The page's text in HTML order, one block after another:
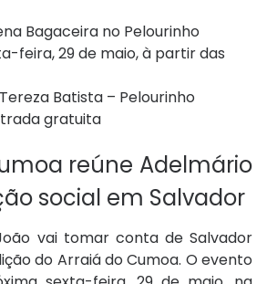
Bagaceira no Pelourinho
feira, 29 de maio, à partir das
Batista – Pelourinho
gratuita
reúne Adelmário
social em Salvador
vai tomar conta de Salvador
do Arraiá do Cumoa. O evento